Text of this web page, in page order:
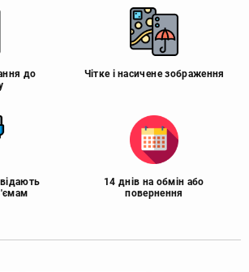
до
Чітке і насичене зображення
14 днів на обмін або
повернення